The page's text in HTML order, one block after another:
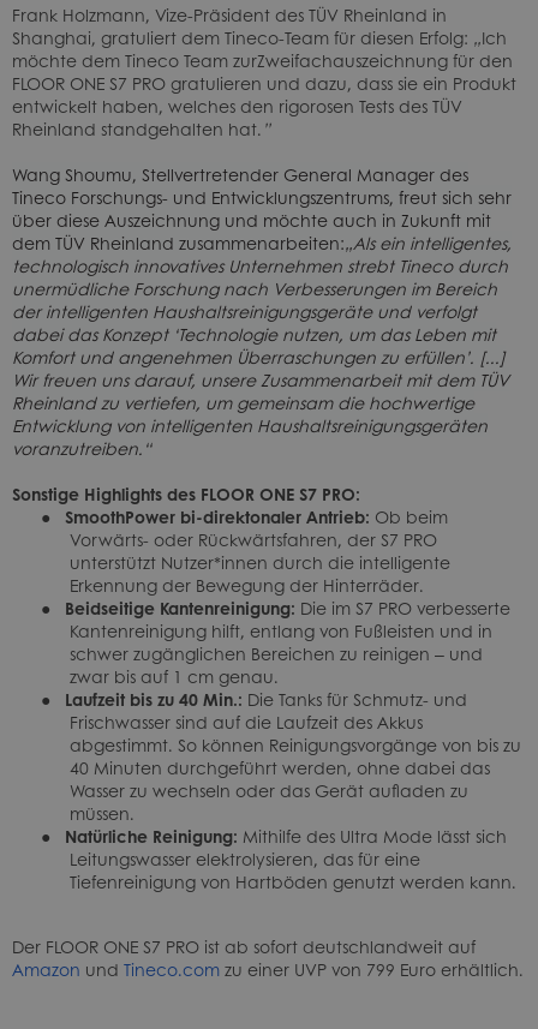
Frank Holzmann, Vize-Präsident des TÜV Rheinland in
Shanghai, gratuliert dem Tineco-Team für diesen Erfolg: „Ich
möchte dem Tineco Team zurZweifachauszeichnung für den
FLOOR ONE S7 PRO gratulieren und dazu, dass sie ein Produkt
entwickelt haben, welches den rigorosen Tests des TÜV
Rheinland standgehalten hat. ”
Wang Shoumu, Stellvertretender General Manager des
Tineco Forschungs- und Entwicklungszentrums, freut sich sehr
über diese Auszeichnung und möchte auch in Zukunft mit
dem TÜV Rheinland zusammenarbeiten:„Als ein intelligentes,
technologisch innovatives Unternehmen strebt Tineco durch
unermüdliche Forschung nach Verbesserungen im Bereich
der intelligenten Haushaltsreinigungsgeräte und verfolgt
dabei das Konzept ‘Technologie nutzen, um das Leben mit
Komfort und angenehmen Überraschungen zu erfüllen’. [...]
Wir freuen uns darauf, unsere Zusammenarbeit mit dem TÜV
Rheinland zu vertiefen, um gemeinsam die hochwertige
Entwicklung von intelligenten Haushaltsreinigungsgeräten
voranzutreiben.“
Sonstige Highlights des FLOOR ONE S7 PRO:
●
SmoothPower bi-direktonaler Antrieb: Ob beim
Vorwärts- oder Rückwärtsfahren, der S7 PRO
unterstützt Nutzer*innen durch die intelligente
Erkennung der Bewegung der Hinterräder.
●
Beidseitige Kantenreinigung: Die im S7 PRO verbesserte
Kantenreinigung hilft, entlang von Fußleisten und in
schwer zugänglichen Bereichen zu reinigen ‒ und
zwar bis auf 1 cm genau.
●
Laufzeit bis zu 40 Min.: Die Tanks für Schmutz- und
Frischwasser sind auf die Laufzeit des Akkus
abgestimmt. So können Reinigungsvorgänge von bis zu
40 Minuten durchgeführt werden, ohne dabei das
Wasser zu wechseln oder das Gerät aufladen zu
müssen.
●
Natürliche Reinigung: Mithilfe des Ultra Mode lässt sich
Leitungswasser elektrolysieren, das für eine
Tiefenreinigung von Hartböden genutzt werden kann.
Der FLOOR ONE S7 PRO ist ab sofort deutschlandweit auf
Amazon und Tineco.com zu einer UVP von 799 Euro erhältlich.